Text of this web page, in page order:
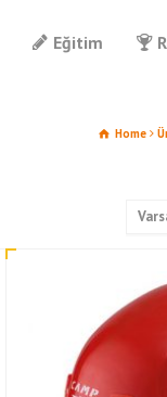
Eğitim
Home